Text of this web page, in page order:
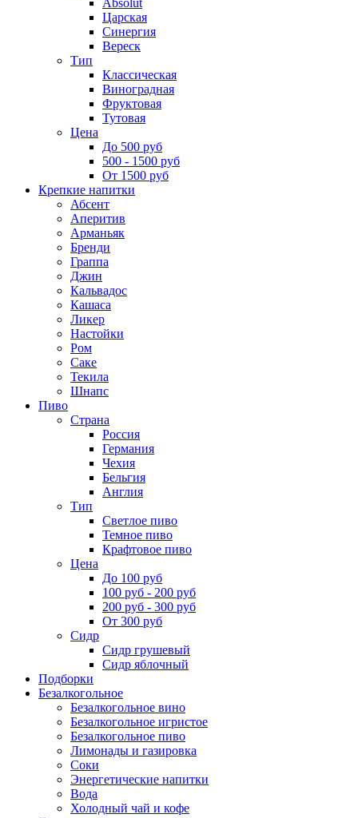
Царская
Синергия
Вереск
Тип
Классическая
Виноградная
Фруктовая
Тутовая
Цена
До 500 руб
500 - 1500 руб
От 1500 руб
Крепкие напитки
Абсент
Аперитив
Арманьяк
Бренди
Граппа
Джин
Кальвадос
Кашаса
Ликер
Настойки
Ром
Саке
Текила
Шнапс
Пиво
Страна
Россия
Германия
Чехия
Бельгия
Англия
Тип
Светлое пиво
Темное пиво
Крафтовое пиво
Цена
До 100 руб
100 руб - 200 руб
200 руб - 300 руб
От 300 руб
Сидр
Сидр грушевый
Сидр яблочный
Подборки
Безалкогольное
Безалкогольное вино
Безалкогольное игристое
Безалкогольное пиво
Лимонады и газировка
Соки
Энергетические напитки
Вода
Холодный чай и кофе